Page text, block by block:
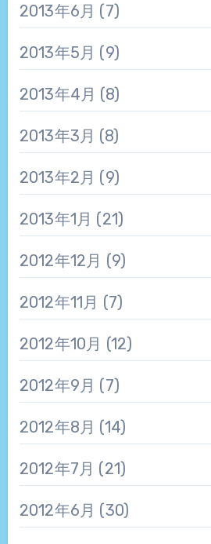
2013年6月 (7)
2013年5月 (9)
2013年4月 (8)
2013年3月 (8)
2013年2月 (9)
2013年1月 (21)
2012年12月 (9)
2012年11月 (7)
2012年10月 (12)
2012年9月 (7)
2012年8月 (14)
2012年7月 (21)
2012年6月 (30)